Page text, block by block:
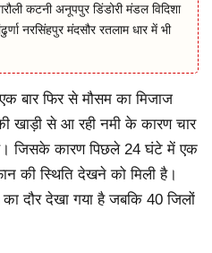
कटनी अनूपपुर डिंडोरी मंडल विदिशा
नरसिंहपुर मंदसौर रतलाम धार में भी
बार फिर से मौसम का मिजाज
खाड़ी से आ रही नमी के कारण चार
है। जिसके कारण पिछले 24 घंटे में एक
की स्थिति देखने को मिली है।
दौर देखा गया है जबकि 40 जिलों